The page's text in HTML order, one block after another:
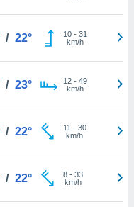
/ 22° 10- 31
km/h
/ 23° 12- 49
km/h
/ 22° 11 - 30
km/h
/ 22° 8- 33
km/h